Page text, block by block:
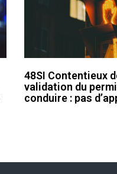
48SI Contentieux
validation du
conduire : pas